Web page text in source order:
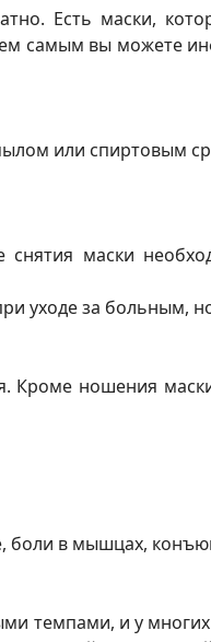
Есть маски,
самым вы можете
или спиртовым
маски
уходе за больным,
Кроме ношения
боли в мышцах,
темпами, и у